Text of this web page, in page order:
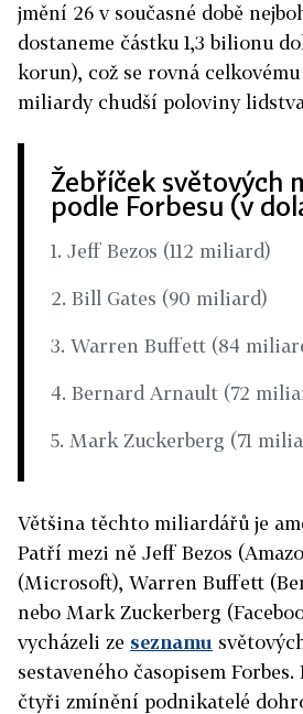
jmění 26 v současné době
dostaneme částku 1,3 bilionu
korun), což se rovná
miliardy chudší poloviny
Žebříček světových
podle Forbesu (v
1. Jeff Bezos (112 miliard)
2. Bill Gates (90 miliard)
3. Warren Buffett (84
4. Bernard Arnault (72
5. Mark Zuckerberg (71
Většina těchto miliardářů je
Patří mezi ně Jeff Bezos
(Microsoft), Warren Buffett
nebo Mark Zuckerberg
vycházeli ze seznamu
sestaveného časopisem
čtyři zmínění podnikatelé